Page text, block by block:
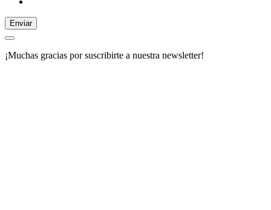
Enviar
¡Muchas gracias por suscribirte a nuestra newsletter!